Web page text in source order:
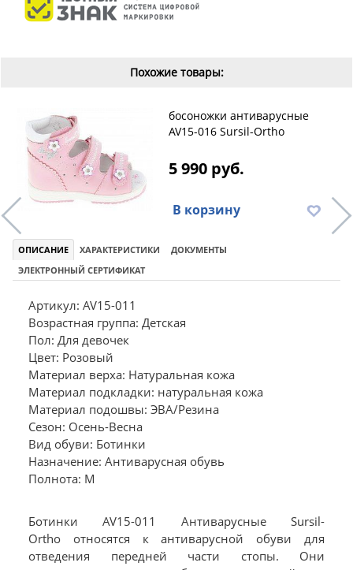
Похожие товары:
босоножки антиварусные
AV15-016 Sursil-Ortho
5 990 руб.
В корзину
ОПИСАНИЕ ХАРАКТЕРИСТИКИ
ДОКУМЕНТЫ
ЭЛЕКТРОННЫЙ СЕРТИФИКАТ
Артикул: AV15-011
Возрастная группа: Детская
Пол: Для девочек
Цвет: Розовый
Материал верха: Натуральная кожа
Материал подкладки: натуральная кожа
Материал подошвы: ЭВА/Резина
Сезон: Осень-Весна
Вид обуви: Ботинки
Назначение: Антиварусная обувь
Полнота: M
Ботинки AV15-011 Антиварусные Sursil-
Ortho относятся к антиварусной обуви для
отведения передней части стопы. Они